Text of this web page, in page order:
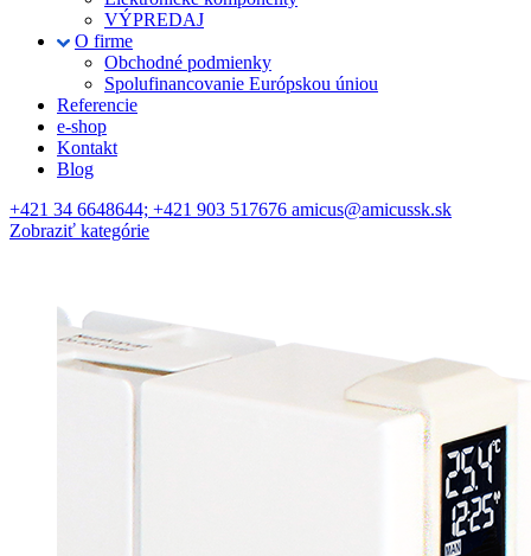
VÝPREDAJ
O firme
Obchodné podmienky
Spolufinancovanie Európskou úniou
Referencie
e-shop
Kontakt
Blog
+421 34 6648644; +421 903 517676 amicus@amicussk.sk
Zobraziť kategórie